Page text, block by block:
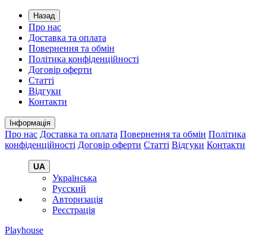
Назад
Про нас
Доставка та оплата
Повернення та обмін
Політика конфіденційності
Договір оферти
Статті
Відгуки
Контакти
Інформація
Про нас Доставка та оплата Повернення та обмін Політика
конфіденційності Договір оферти Статті Відгуки Контакти
UA
Українська
Русский
Авторизація
Реєстрація
Playhouse